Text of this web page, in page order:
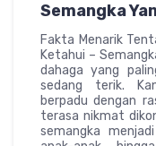
Semangka
Fakta Menarik
Ketahui –
dahaga yang
sedang terik.
berpadu dengan
terasa nikmat
semangka